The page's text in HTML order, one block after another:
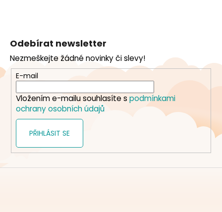
a
t
Odebírat newsletter
Nezmeškejte žádné novinky či slevy!
E-mail
Vložením e-mailu souhlasíte s podmínkami
ochrany osobních údajů
PŘIHLÁSIT SE